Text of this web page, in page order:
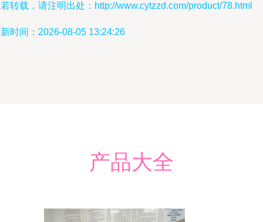
转载，请注明出处：http://www.cytzzd.com/product/78.html
时间：2026-08-05 13:24:26
产品大全